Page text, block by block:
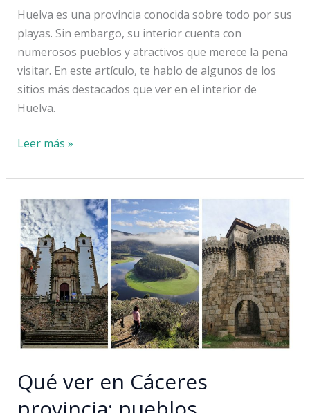
Huelva es una provincia conocida sobre todo por sus
playas. Sin embargo, su interior cuenta con
numerosos pueblos y atractivos que merece la pena
visitar. En este artículo, te hablo de algunos de los
sitios más destacados que ver en el interior de
Huelva.
Qué
en
el
interior
de
Huelva
provincia:
12
sitios
y
planes
Leer más »
Qué ver en Cáceres